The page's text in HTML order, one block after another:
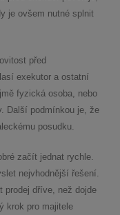
je ovšem nutné splnit
před
exekutor a ostatní
fyzická osoba, nebo
Další podmínkou je, že
posudku.
začít jednat rychle.
nejvhodnější řešení.
prodej dříve, než dojde
krok pro majitele